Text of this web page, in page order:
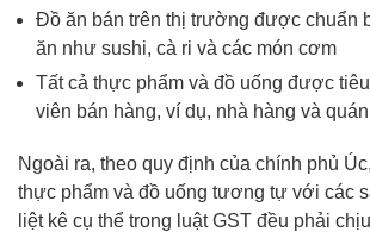
Đồ ăn bán trên thị trường được chuẩn
ăn như sushi, cà ri và các món cơm
Tất cả thực phẩm và đồ uống được
viên bán hàng, ví dụ, nhà hàng và
Ngoài ra, theo quy định của chính phủ
thực phẩm và đồ uống tương tự với các
liệt kê cụ thể trong luật GST đều phải